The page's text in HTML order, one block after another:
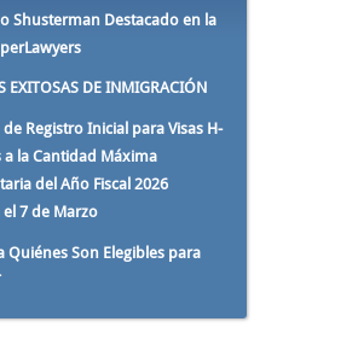
Shusterman Destacado en la
EXITOSAS DE INMIGRACIÓN
de Registro Inicial para Visas H-
a la Cantidad Máxima
del Año Fiscal 2026
7 de Marzo
Quiénes Son Elegibles para